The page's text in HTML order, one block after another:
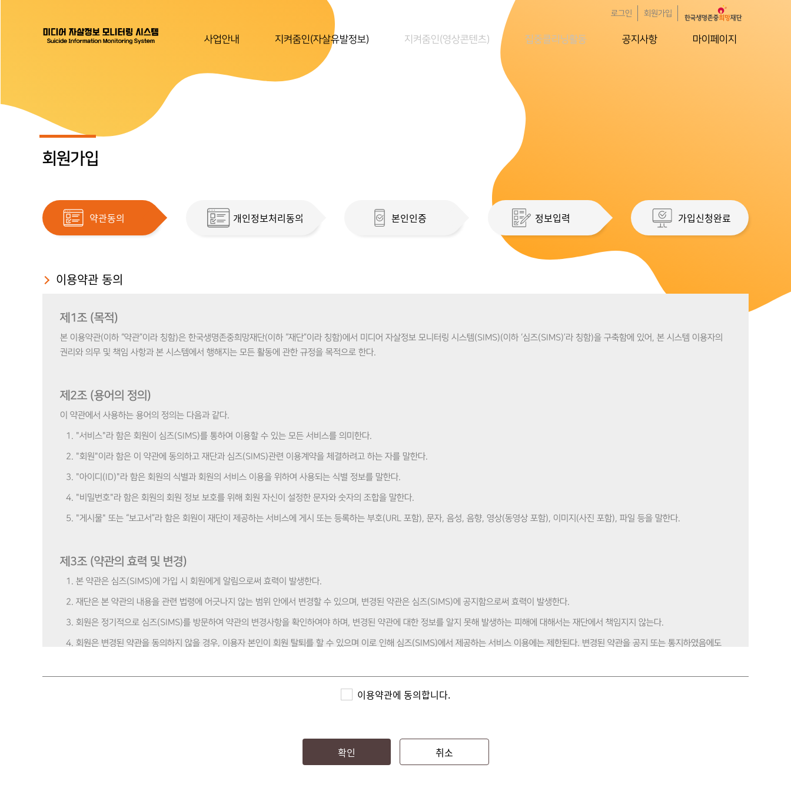
로그인 회원가입
사업안내 지켜줌인(자살유발정보) 지켜줌인(영상콘텐츠) 집중클리닝활동 공지사항 마이페이지
회원가입
약관동의 개인정보처리동의 본인인증 정보입력 가입신청완료
이용약관 동의
제1조 (목적)
본 이용약관(이하 “약관”이라 칭함)은 한국생명존중희망재단(이하 “재단”이라 칭함)에서 미디어 자살정보 모니터링 시스템(SIMS)(이하 ‘심즈(SIMS)’라 칭함)을 구축함에 있어, 본 시스템 이용자의
권리와 의무 및 책임 사항과 본 시스템에서 행해지는 모든 활동에 관한 규정을 목적으로 한다.
제2조 (용어의 정의)
이 약관에서 사용하는 용어의 정의는 다음과 같다.
1. "서비스"라 함은 회원이 심즈(SIMS)를 통하여 이용할 수 있는 모든 서비스를 의미한다.
2. "회원"이라 함은 이 약관에 동의하고 재단과 심즈(SIMS)관련 이용계약을 체결하려고 하는 자를 말한다.
3. "아이디(ID)"라 함은 회원의 식별과 회원의 서비스 이용을 위하여 사용되는 식별 정보를 말한다.
4. "비밀번호"라 함은 회원의 회원 정보 보호를 위해 회원 자신이 설정한 문자와 숫자의 조합을 말한다.
5. "게시물" 또는 “보고서”라 함은 회원이 재단이 제공하는 서비스에 게시 또는 등록하는 부호(URL 포함), 문자, 음성, 음향, 영상(동영상 포함), 이미지(사진 포함), 파일 등을 말한다.
제3조 (약관의 효력 및 변경)
1. 본 약관은 심즈(SIMS)에 가입 시 회원에게 알림으로써 효력이 발생한다.
2. 재단은 본 약관의 내용을 관련 법령에 어긋나지 않는 범위 안에서 변경할 수 있으며, 변경된 약관은 심즈(SIMS)에 공지함으로써 효력이 발생한다.
3. 회원은 정기적으로 심즈(SIMS)를 방문하여 약관의 변경사항을 확인하여야 하며, 변경된 약관에 대한 정보를 알지 못해 발생하는 피해에 대해서는 재단에서 책임지지 않는다.
4. 회원은 변경된 약관을 동의하지 않을 경우, 이용자 본인이 회원 탈퇴를 할 수 있으며 이로 인해 심즈(SIMS)에서 제공하는 서비스 이용에는 제한된다. 변경된 약관을 공지 또는 통지하였음에도
2. 심즈(SIMS) 교육 수강 페이지를 통해 교육 이수 및 교육 수강 관리를 진행할 수 있다.
이용약관에 동의합니다.
확인 취소